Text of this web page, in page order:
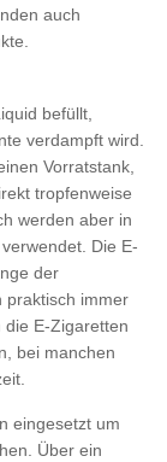
auch
befüllt,
verdampft wird.
Vorratstank,
tropfenweise
werden aber in
Die E-
der
praktisch immer
die E-Zigaretten
bei manchen
eingesetzt um
Über ein